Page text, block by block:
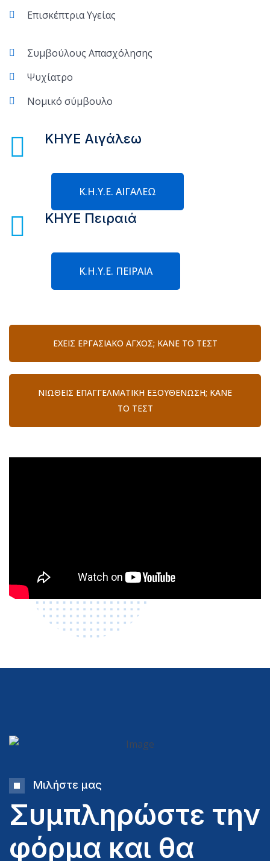
Επισκέπτρια Υγείας
Συμβούλους Απασχόλησης
Ψυχίατρο
Νομικό σύμβουλο
ΚΗΥΕ Αιγάλεω
Κ.Η.Υ.Ε. ΑΙΓΑΛΕΩ
ΚΗΥΕ Πειραιά
Κ.Η.Υ.Ε. ΠΕΙΡΑΙΑ
ΈΧΕΙΣ ΕΡΓΑΣΙΑΚΌ ΆΓΧΟΣ; ΚΆΝΕ ΤΟ ΤΕΣΤ
ΝΙΏΘΕΙΣ ΕΠΑΓΓΕΛΜΑΤΙΚΉ ΕΞΟΥΘΈΝΩΣΗ; ΚΆΝΕ
ΤΟ ΤΕΣΤ
Μιλήστε μας
Συμπληρώστε την
φόρμα και θα